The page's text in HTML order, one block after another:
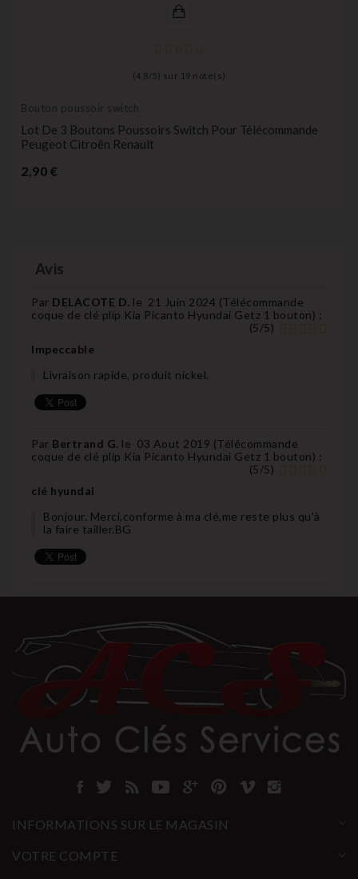
(4,8 / 5) sur 19 note(s)
Bouton poussoir switch
Lot De 3 Boutons Poussoirs Switch Pour Télécommande
Peugeot Citroën Renault
2,90 €
Avis
Par DELACOTE D. le 21 Juin 2024 (Télécommande
coque de clé plip Kia Picanto Hyundai Getz 1 bouton) :
(5/5)
Impeccable
Livraison rapide, produit nickel.
Par Bertrand G. le 03 Aout 2019 (Télécommande
coque de clé plip Kia Picanto Hyundai Getz 1 bouton) :
(5/5)
clé hyundai
Bonjour. Merci,conforme à ma clé,me reste plus qu'à
la faire tailler.BG
INFORMATIONS SUR LE MAGASIN
VOTRE COMPTE